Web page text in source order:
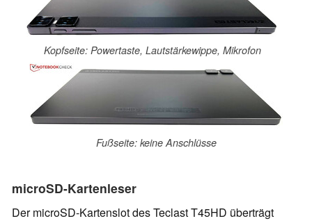
Kopfseite: Powertaste, Lautstärkewippe, Mikrofon
Fußseite: keine Anschlüsse
microSD-Kartenleser
Der microSD-Kartenslot des Teclast T45HD überträgt